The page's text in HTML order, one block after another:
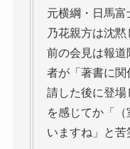
元横綱・日馬
乃花親方は沈
前の会見は報道
者が「著書に
請した後に登
を感じてか「
いますね」と苦